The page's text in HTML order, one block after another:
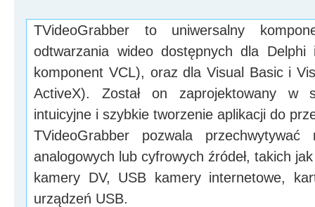
TVideoGrabber to uniwersalny
odtwarzania wideo dostępnych dla
komponent VCL), oraz dla Visual Basic i
ActiveX). Został on zaprojektowany w
intuicyjne i szybkie tworzenie aplikacji do
TVideoGrabber pozwala
analogowych lub cyfrowych źródeł, takich
kamery DV, USB kamery internetowe,
urządzeń USB.